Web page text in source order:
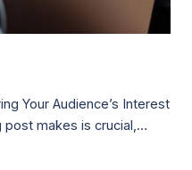
Your Audience’s Interest
post makes is crucial,…